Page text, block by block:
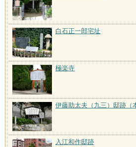
白石正一郎宅址
極楽寺
伊藤助太夫（九三）邸跡（
入江和作邸跡